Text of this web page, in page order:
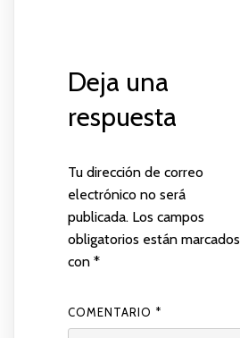
Deja una
respuesta
Tu dirección de correo
electrónico no será
publicada. Los campos
obligatorios están marcados
con *
COMENTARIO *